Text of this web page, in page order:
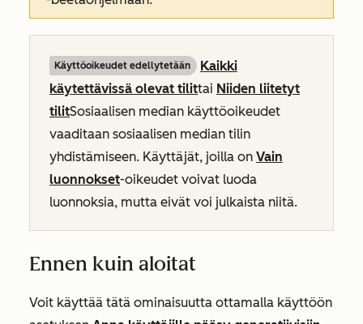
Käyttöoikeudet edellytetään
Kaikki
käytettävissä olevat tilittai Niiden liitetyt
tilitSosiaalisen median käyttöoikeudet
vaaditaan sosiaalisen median tilin
yhdistämiseen. Käyttäjät, joilla on Vain
luonnokset-oikeudet voivat luoda
luonnoksia, mutta eivät voi julkaista niitä.
Ennen kuin aloitat
Voit käyttää tätä ominaisuutta ottamalla käyttöön